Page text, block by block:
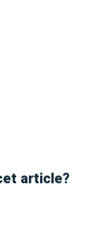
article?